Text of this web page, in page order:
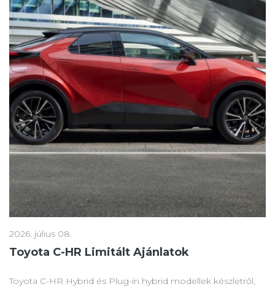
2026. július 08.
Toyota C-HR Limitált Ajánlatok
Toyota C-HR Hybrid és Plug-in hybrid modellek készletről,